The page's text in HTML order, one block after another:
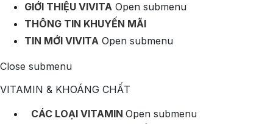
GIỚI THIỆU VIVITA Open submenu
THÔNG TIN KHUYẾN MÃI
TIN MỚI VIVITA Open submenu
Close submenu
VITAMIN & KHOÁNG CHẤT
CÁC LOẠI VITAMIN Open submenu